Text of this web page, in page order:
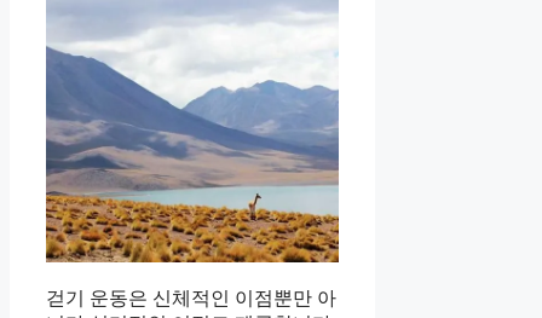
걷기 운동은 신체적인 이점뿐만 아